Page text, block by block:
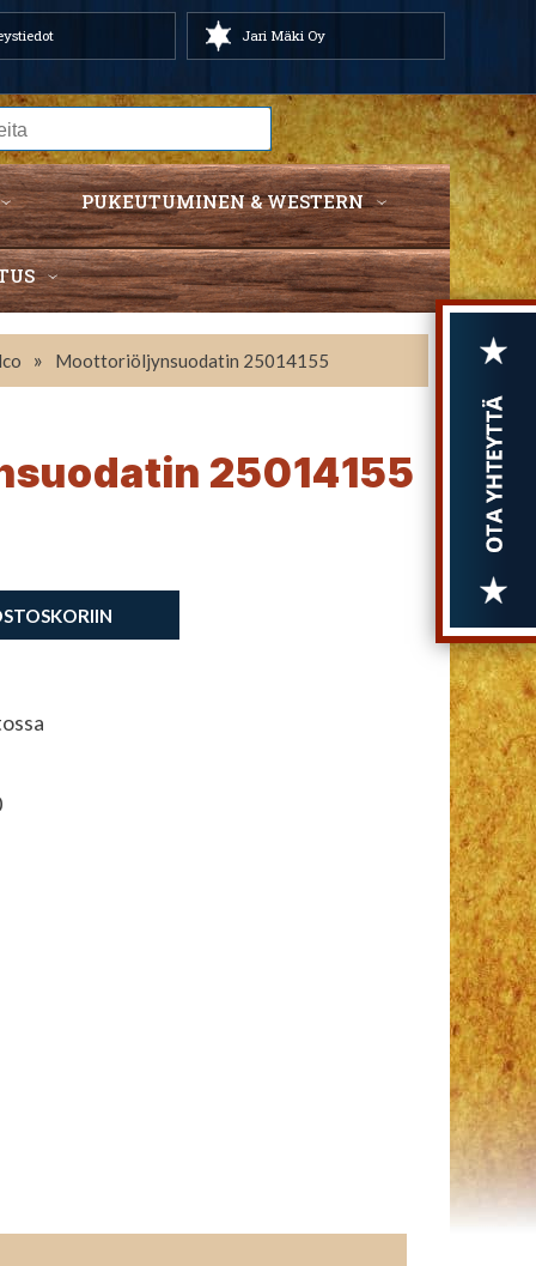
Jari Mäki Oy
PUKEUTUMINEN & WESTERN
» Moottoriöljynsuodatin 25014155
25014155